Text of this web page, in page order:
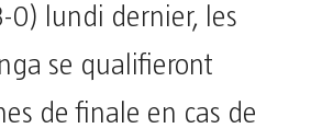
0) lundi dernier, les
se qualifieront
de finale en cas de